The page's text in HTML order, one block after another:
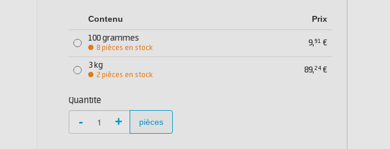
Contenu Prix
100 grammes
8 pièces en stock
9,91 €
3 kg
2 pièces en stock
89,24 €
Quantité
- + pièces